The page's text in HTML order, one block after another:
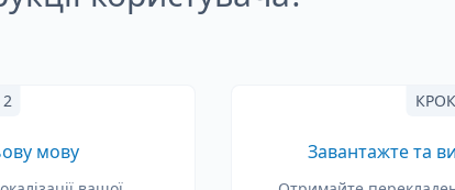
мову Завантажте та